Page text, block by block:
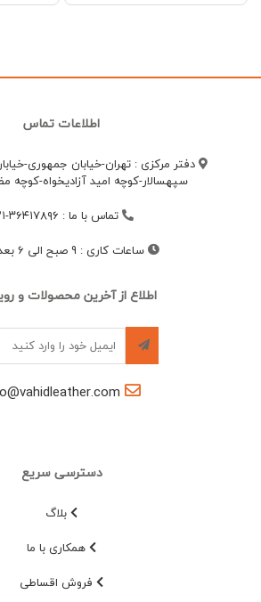
اطلاعات تماس
دفتر مرکزی : تهران-خیابان جمهوری-
سپهسالار-کوچه امید آزادیخواه-کوچه
تماس با ما : ۳۶۴۱۷۸۹۶-۰۲۱
ساعات کاری : 9 صبح الی 6 بعد از ظهر
اطلاع از آخرین محصولات و
دسترسی سریع
بلاگ
همکاری با ما
فروش اقساطی